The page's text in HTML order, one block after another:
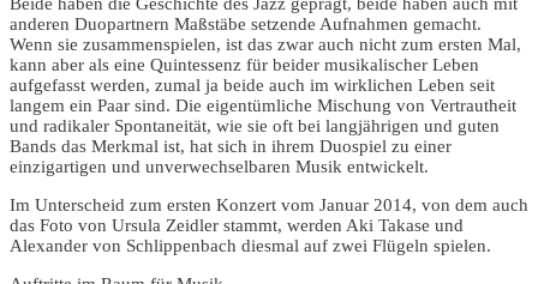
Beide haben die Geschichte des Jazz geprägt, beide haben auch mit
anderen Duopartnern Maßstäbe setzende Aufnahmen gemacht.
Wenn sie zusammenspielen, ist das zwar auch nicht zum ersten Mal,
kann aber als eine Quintessenz für beider musikalischer Leben
aufgefasst werden, zumal ja beide auch im wirklichen Leben seit
langem ein Paar sind. Die eigentümliche Mischung von Vertrautheit
und radikaler Spontaneität, wie sie oft bei langjährigen und guten
Bands das Merkmal ist, hat sich in ihrem Duospiel zu einer
einzigartigen und unverwechselbaren Musik entwickelt.
Im Unterscheid zum ersten Konzert vom Januar 2014, von dem auch
das Foto von Ursula Zeidler stammt, werden Aki Takase und
Alexander von Schlippenbach diesmal auf zwei Flügeln spielen.